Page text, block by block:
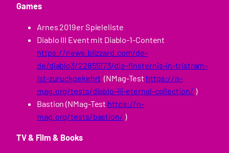
Games
Arnes 2019er Spieleliste
Diablo III Event mit Diablo-1-Content
https://news.blizzard.com/de-
de/diablo3/22855173/die-finsternis-in-tristram-
ist-zuruckgekehrt (NMag-Test https://n-
mag.org/tests/diablo-iii-eternal-collection/ )
Bastion (NMag-Test https://n-
mag.org/tests/bastion/ )
TV & Film & Books